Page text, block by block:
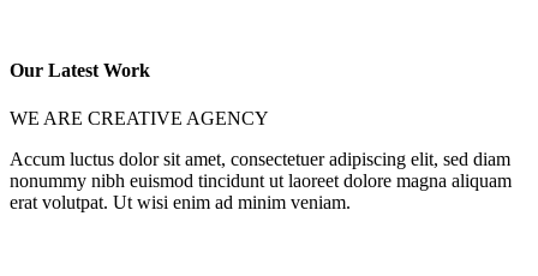
Our Latest Work
WE ARE CREATIVE AGENCY
Accum luctus dolor sit amet, consectetuer adipiscing elit, sed diam
nonummy nibh euismod tincidunt ut laoreet dolore magna aliquam
erat volutpat. Ut wisi enim ad minim veniam.